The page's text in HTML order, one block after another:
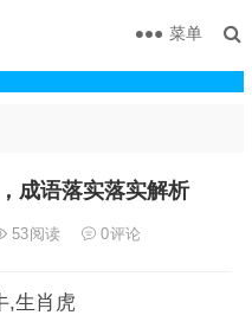
菜单
成语落实落实解析
53阅读 0评论
,生肖虎